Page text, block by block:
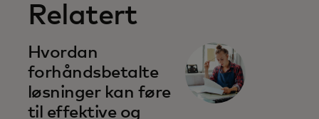
Relatert
Hvordan
forhåndsbetalte
løsninger kan føre
til effektive og
opens in a new tab